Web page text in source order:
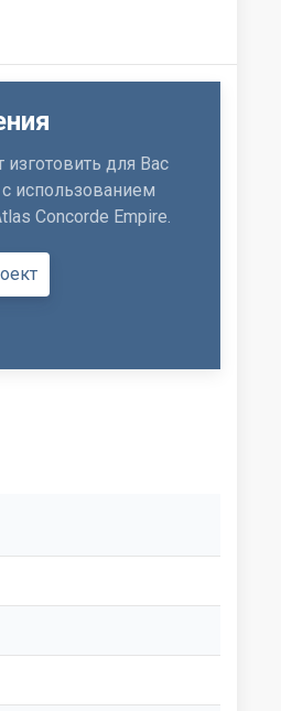
для Вас
с использованием
Concorde Empire.